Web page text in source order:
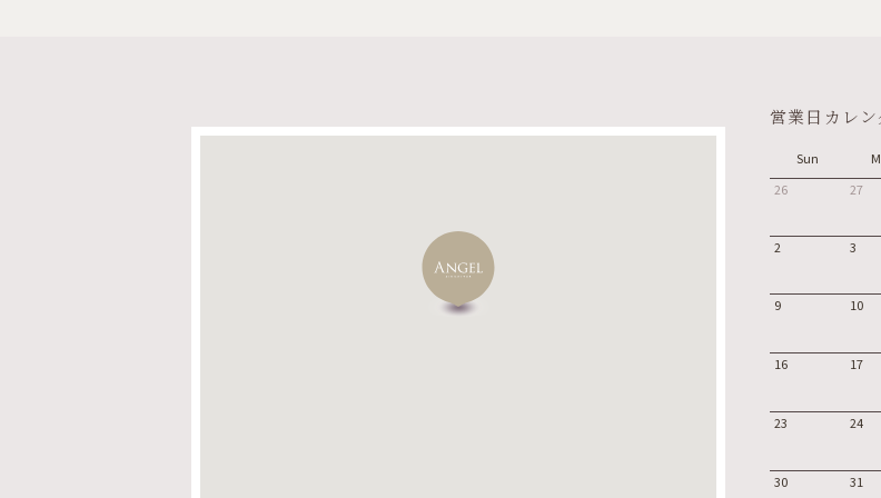
営業日カレン
Sun
26
27
2 3
9 10
16 17
23 24
30 31